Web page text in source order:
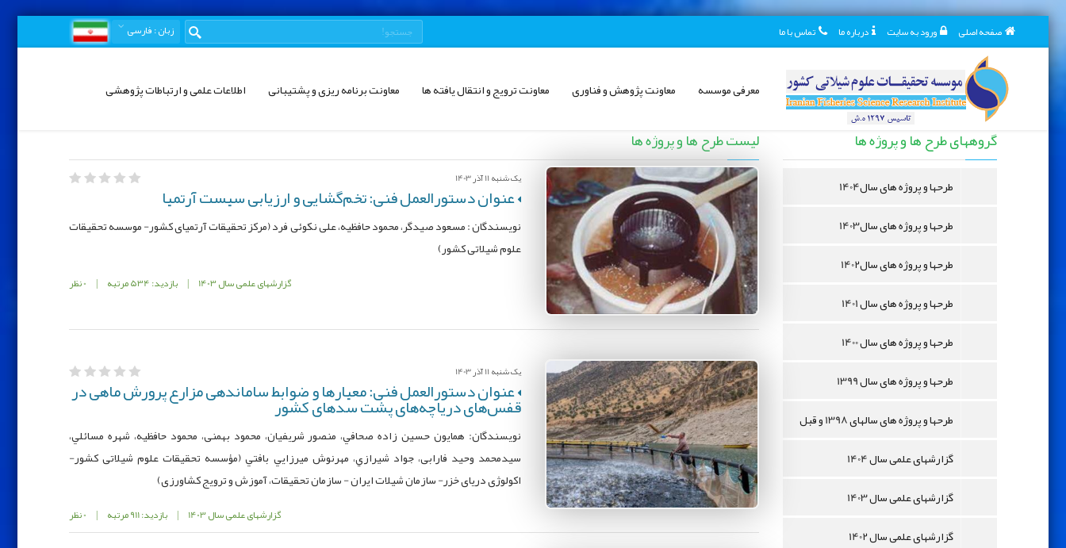
صفحه اصلی ورود به سایت درباره ما تماس با ما زبان: فارسی
معرفی موسسه معاونت پژوهش و فناوری معاونت ترویج و انتقال یافته ها معاونت برنامه ریزی و پشتیبانی اطلاعات علمی و ارتباطات پژوهشی
طرح ها و پروژه ها
گروههای طرح ها و پروژه ها
طرحها و پروژه های سال1404
طرحها و پروژه های سال1403
طرحها و پروژه های سال1402
طرحها و پروژه های سال 1401
طرحها و پروژه های سال 1400
طرحها و پروژه های سال 1399
طرحها و پروژه های سالهای 1398 و قبل
گزارشهای علمی سال 1404
گزارشهای علمی سال 1403
گزارشهای علمی سال 1402
لیست طرح ها و پروژه ها
یک شنبه 11 آذر 1403
عنوان دستورالعمل فنی: تخم‌گشایی و ارزیابی سیست آرتمیا
نویسندگان : مسعود صیدگر، محمود حافظیه، علی نکوئی فرد (مرکز تحقیقات آرتمیای کشور- موسسه تحقیقات
علوم شیلاتی کشور)
گزارشهای علمی سال 1403 | بازدید: 534 مرتبه | 0 نظر
یک شنبه 11 آذر 1403
عنوان دستورالعمل فنی: معيارها و ضوابط ساماندهی مزارع پرورش ماهی در
قفس‌های دریاچه‌های پشت سدهای کشور
نویسندگان: همايون حسين زاده صحافي، منصور شریفیان، محمود بهمنی، محمود حافظيه، شهره مسائلي،
سیدمحمد وحید فارابی، جواد شيرازي، مهرنوش ميرزايي بافتي (مؤسسه تحقيقات علوم شيلاتی کشور-
اکولوژی دریای خزر- سازمان شیلات ایران - سازمان تحقیقات، آموزش و ترویج کشاورزی)
گزارشهای علمی سال 1403 | بازدید: 911 مرتبه | 0 نظر